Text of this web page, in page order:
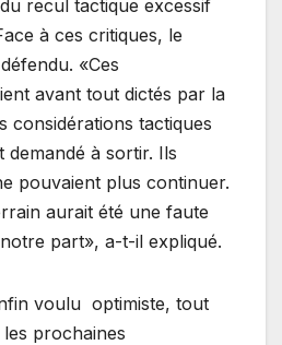
recul tactique excessif
à ces critiques, le
«Ces
avant tout dictés par la
considérations tactiques
à sortir. Ils
pouvaient plus continuer.
aurait été une faute
part», a-t-il expliqué.
voulu optimiste, tout
prochaines